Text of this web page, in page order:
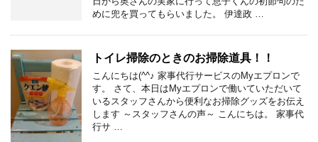
めに兜を買ってもらいました。 伊達政 …
トイレ掃除のときのお掃除道具！！
こんにちは(^^♪ 家事代行サービスのMyエプロンで
す。 さて、本日はMyエプロンで働いていただいて
いるスタッフさんから便利なお掃除グッズをお伝え
します ～スタッフさんの声～ こんにちは。 家事代
行サ …